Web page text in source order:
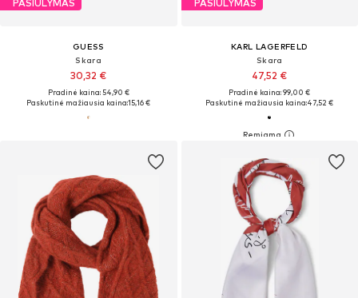
PASIŪLYMAS
GUESS
Skara
30,32 €
Pradinė kaina: 54,90 €
Paskutinė mažiausia kaina:15,16 €
PASIŪLYMAS
KARL LAGERFELD
Skara
47,52 €
Pradinė kaina: 99,00 €
Paskutinė mažiausia kaina:47,52 €